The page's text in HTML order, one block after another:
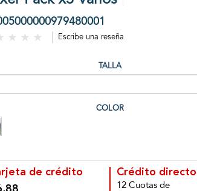
Escribe una reseña
TALLA
COLOR
de crédito
Crédito directo
12 Cuotas de